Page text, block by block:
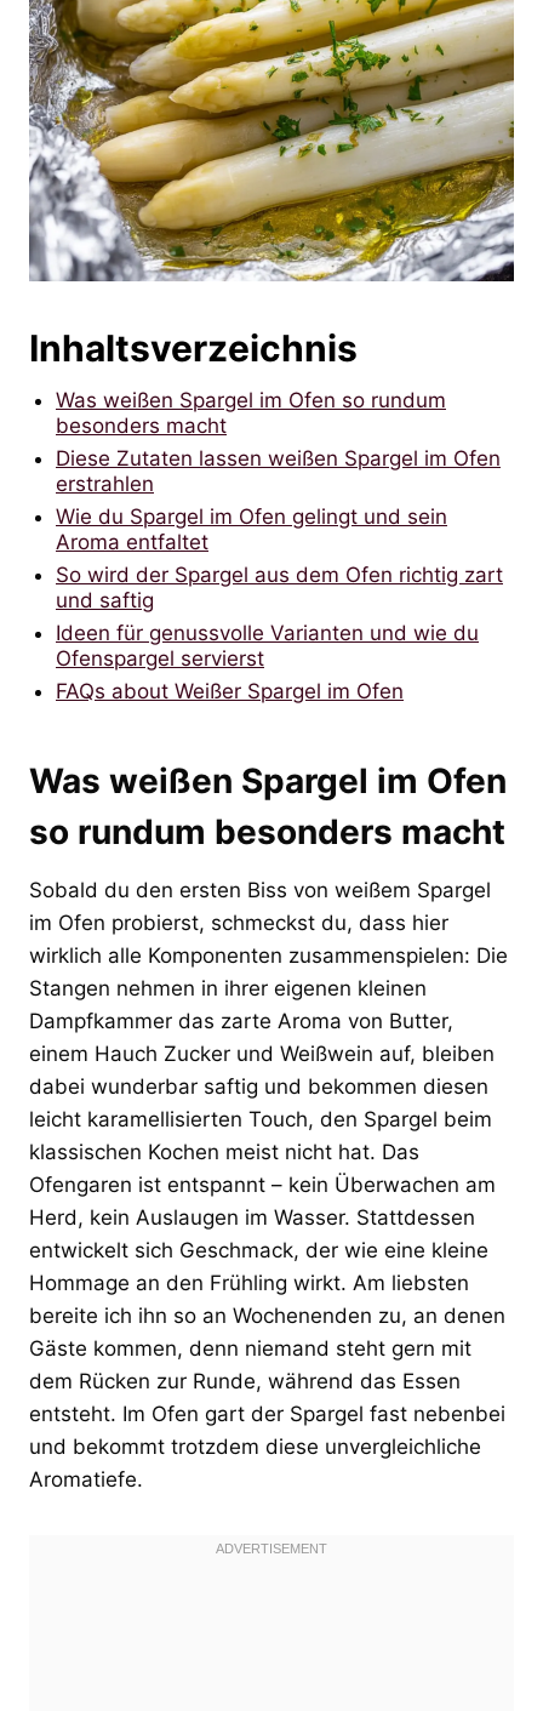
Inhaltsverzeichnis
Was weißen Spargel im Ofen so rundum
besonders macht
Diese Zutaten lassen weißen Spargel im Ofen
erstrahlen
Wie du Spargel im Ofen gelingt und sein
Aroma entfaltet
So wird der Spargel aus dem Ofen richtig zart
und saftig
Ideen für genussvolle Varianten und wie du
Ofenspargel servierst
FAQs about Weißer Spargel im Ofen
Was weißen Spargel im Ofen
so rundum besonders macht
Sobald du den ersten Biss von weißem Spargel
im Ofen probierst, schmeckst du, dass hier
wirklich alle Komponenten zusammenspielen: Die
Stangen nehmen in ihrer eigenen kleinen
Dampfkammer das zarte Aroma von Butter,
einem Hauch Zucker und Weißwein auf, bleiben
dabei wunderbar saftig und bekommen diesen
leicht karamellisierten Touch, den Spargel beim
klassischen Kochen meist nicht hat. Das
Ofengaren ist entspannt – kein Überwachen am
Herd, kein Auslaugen im Wasser. Stattdessen
entwickelt sich Geschmack, der wie eine kleine
Hommage an den Frühling wirkt. Am liebsten
bereite ich ihn so an Wochenenden zu, an denen
Gäste kommen, denn niemand steht gern mit
dem Rücken zur Runde, während das Essen
entsteht. Im Ofen gart der Spargel fast nebenbei
und bekommt trotzdem diese unvergleichliche
Aromatiefe.